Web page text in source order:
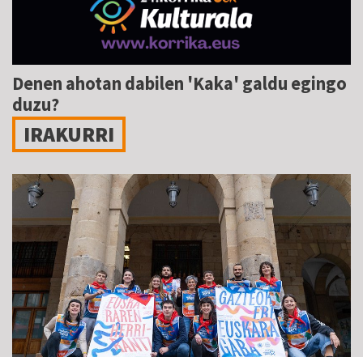
Denen ahotan dabilen 'Kaka' galdu egingo
duzu?
IRAKURRI